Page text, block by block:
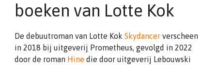
boeken van Lotte Kok
De debuutroman van Lotte Kok Skydancer verscheen
in 2018 bij uitgeverij Prometheus, gevolgd in 2022
door de roman Hine die door uitgeverij Lebouwski